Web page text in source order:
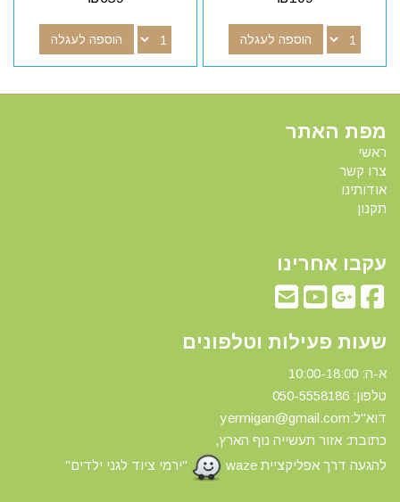
הוספה לעגלה הוספה לעגלה
מפת האתר
ראשי
צרו קשר
אודותינו
תקנון
עקבו אחרינו
שעות פעילות וטלפונים
א-ה: 10:00-18:00
טלפון: 0 50-5558186
דוא"ל:yermigan@gmail.com
כתובת: אזור תעשייה נוף הארץ,
להגעה דרך אפליקציית waze
"ירמי ציוד לגני ילדים"